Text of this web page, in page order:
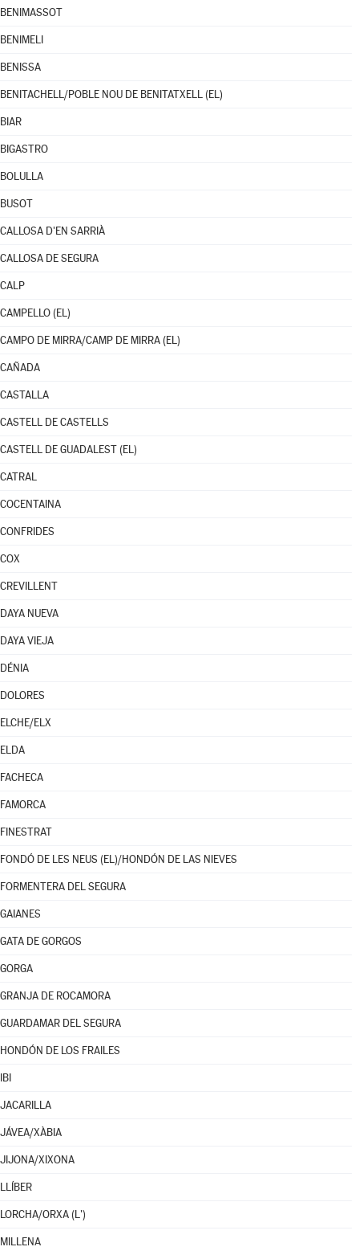
BENIMASSOT
BENIMELI
BENISSA
BENITACHELL/POBLE NOU DE BENITATXELL (EL)
BIAR
BIGASTRO
BOLULLA
BUSOT
CALLOSA D'EN SARRIÀ
CALLOSA DE SEGURA
CALP
CAMPELLO (EL)
CAMPO DE MIRRA/CAMP DE MIRRA (EL)
CAÑADA
CASTALLA
CASTELL DE CASTELLS
CASTELL DE GUADALEST (EL)
CATRAL
COCENTAINA
CONFRIDES
COX
CREVILLENT
DAYA NUEVA
DAYA VIEJA
DÉNIA
DOLORES
ELCHE/ELX
ELDA
FACHECA
FAMORCA
FINESTRAT
FONDÓ DE LES NEUS (EL)/HONDÓN DE LAS NIEVES
FORMENTERA DEL SEGURA
GAIANES
GATA DE GORGOS
GORGA
GRANJA DE ROCAMORA
GUARDAMAR DEL SEGURA
HONDÓN DE LOS FRAILES
IBI
JACARILLA
JÁVEA/XÀBIA
JIJONA/XIXONA
LLÍBER
LORCHA/ORXA (L')
MILLENA